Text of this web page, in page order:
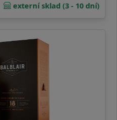
externí sklad (3 - 10 dní)